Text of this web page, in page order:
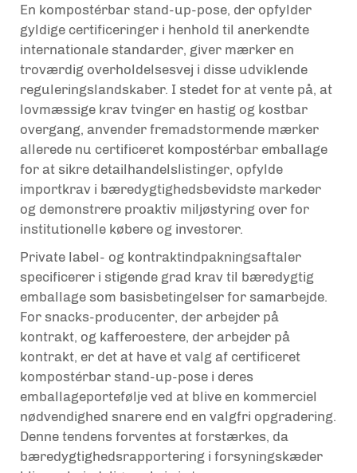
En kompostérbar stand-up-pose, der opfylder
gyldige certificeringer i henhold til anerkendte
internationale standarder, giver mærker en
troværdig overholdelsesvej i disse udviklende
reguleringslandskaber. I stedet for at vente på, at
lovmæssige krav tvinger en hastig og kostbar
overgang, anvender fremadstormende mærker
allerede nu certificeret kompostérbar emballage
for at sikre detailhandelslistinger, opfylde
importkrav i bæredygtighedsbevidste markeder
og demonstrere proaktiv miljøstyring over for
institutionelle købere og investorer.
Private label- og kontraktindpakningsaftaler
specificerer i stigende grad krav til bæredygtig
emballage som basisbetingelser for samarbejde.
For snacks-producenter, der arbejder på
kontrakt, og kafferoestere, der arbejder på
kontrakt, er det at have et valg af certificeret
kompostérbar stand-up-pose i deres
emballageportefølje ved at blive en kommerciel
nødvendighed snarere end en valgfri opgradering.
Denne tendens forventes at forstærkes, da
bæredygtighedsrapportering i forsyningskæder